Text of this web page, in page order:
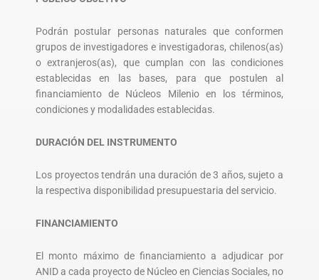
Podrán postular personas naturales que conformen
grupos de investigadores e investigadoras, chilenos(as)
o extranjeros(as), que cumplan con las condiciones
establecidas en las bases, para que postulen al
financiamiento de Núcleos Milenio en los términos,
condiciones y modalidades establecidas.
DURACIÓN DEL INSTRUMENTO
Los proyectos tendrán una duración de 3 años, sujeto a
la respectiva disponibilidad presupuestaria del servicio.
FINANCIAMIENTO
El monto máximo de financiamiento a adjudicar por
ANID a cada proyecto de Núcleo en Ciencias Sociales, no